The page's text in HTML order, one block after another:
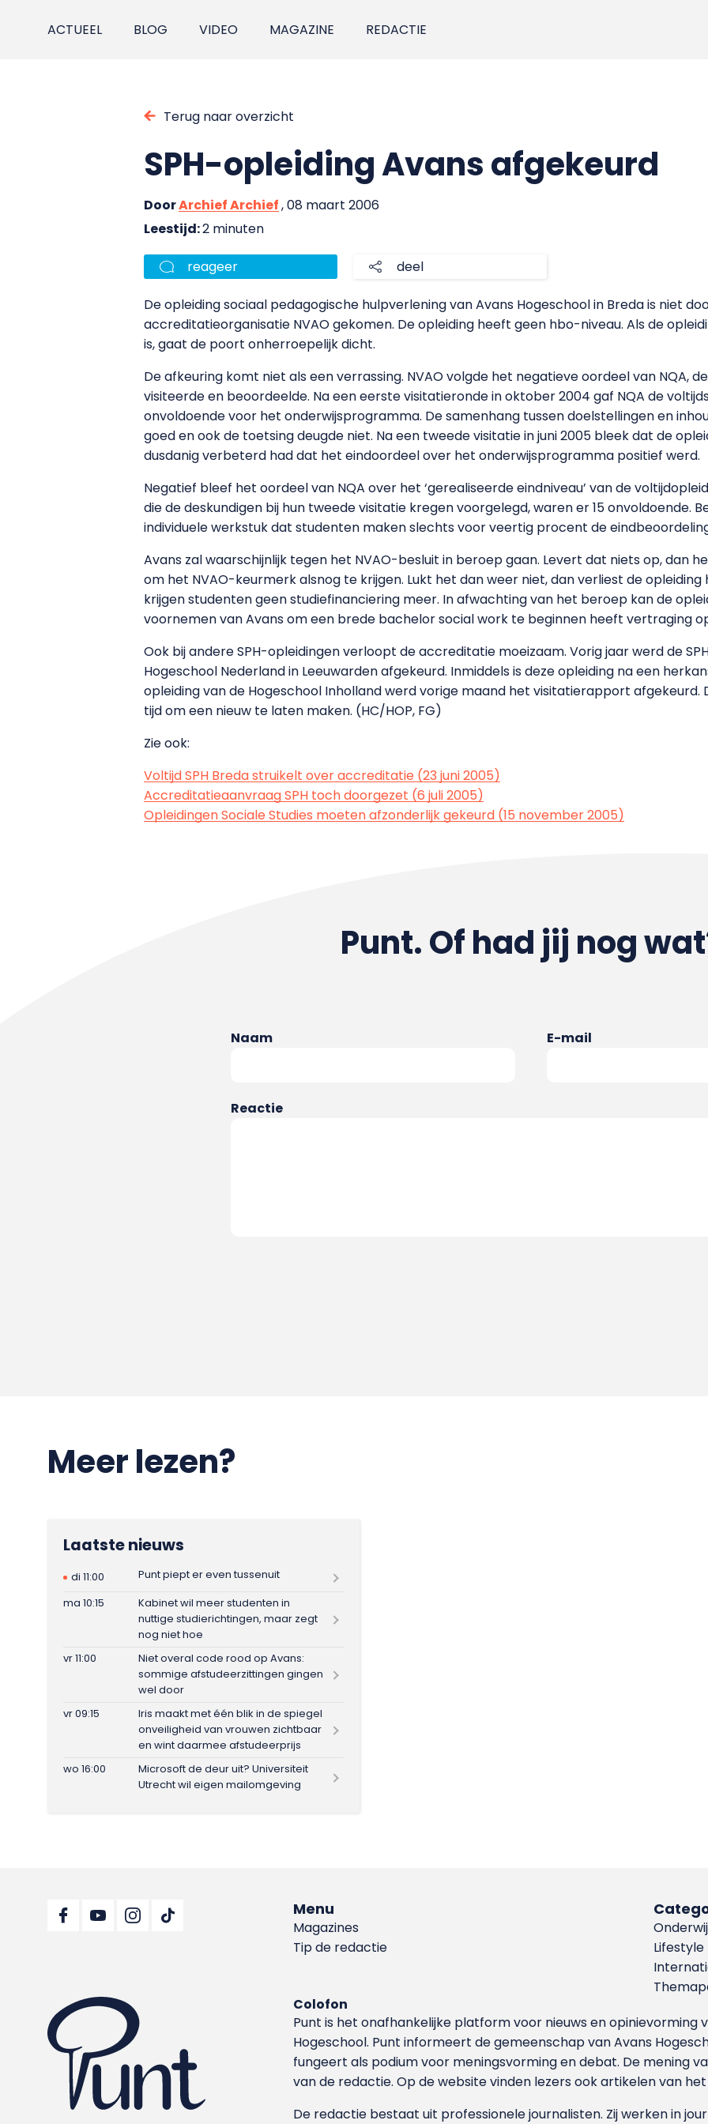
ACTUEEL BLOG VIDEO MAGAZINE REDACTIE
Terug naar overzicht
SPH-opleiding Avans afgekeurd
DoorArchief Archief, 08 maart 2006
Leestijd:2 minuten
reageer deel
De opleiding sociaal pedagogische hulpverlening van Avans Hogeschool in Breda is niet
accreditatieorganisatie NVAO gekomen. De opleiding heeft geen hbo-niveau. Als de
is, gaat de poort onherroepelijk dicht.
De afkeuring komt niet als een verrassing. NVAO volgde het negatieve oordeel van NQA,
visiteerde en beoordeelde. Na een eerste visitatieronde in oktober 2004 gaf NQA de
onvoldoende voor het onderwijsprogramma. De samenhang tussen doelstellingen en
goed en ook de toetsing deugde niet. Na een tweede visitatie in juni 2005 bleek dat de
dusdanig verbeterd had dat het eindoordeel over het onderwijsprogramma positief werd.
Negatief bleef het oordeel van NQA over het ‘gerealiseerde eindniveau’ van de
die de deskundigen bij hun tweede visitatie kregen voorgelegd, waren er 15 onvoldoende.
individuele werkstuk dat studenten maken slechts voor veertig procent de
Avans zal waarschijnlijk tegen het NVAO-besluit in beroep gaan. Levert dat niets op, dan
om het NVAO-keurmerk alsnog te krijgen. Lukt het dan weer niet, dan verliest de
krijgen studenten geen studiefinanciering meer. In afwachting van het beroep kan de
voornemen van Avans om een brede bachelor social work te beginnen heeft vertraging
Ook bij andere SPH-opleidingen verloopt de accreditatie moeizaam. Vorig jaar werd de
Hogeschool Nederland in Leeuwarden afgekeurd. Inmiddels is deze opleiding na een
opleiding van de Hogeschool Inholland werd vorige maand het visitatierapport afgekeurd.
tijd om een nieuw te laten maken. (HC/HOP, FG)
Zie ook:
Voltijd SPH Breda struikelt over accreditatie (23 juni 2005)
Accreditatieaanvraag SPH toch doorgezet (6 juli 2005)
Opleidingen Sociale Studies moeten afzonderlijk gekeurd (15 november 2005)
Punt. Of had jij nog
Naam E-mail
Reactie
Meer lezen?
Laatste nieuws
di 11:00
Punt piept er even tussenuit
ma 10:15
Kabinet wil meer studenten in
nuttige studierichtingen, maar zegt
nog niet hoe
vr 11:00
Niet overal code rood op Avans:
sommige afstudeerzittingen gingen
wel door
vr 09:15
Iris maakt met één blik in de spiegel
onveiligheid van vrouwen zichtbaar
en wint daarmee afstudeerprijs
wo 16:00
Microsoft de deur uit? Universiteit
Utrecht wil eigen mailomgeving
Menu
Magazines
Tip de redactie
Lifestyle
Colofon
Punt is het onafhankelijke platform voor nieuws en
Hoge­school. Punt informeert de gemeenschap van Avans
fungeert als podium voor meningsvorming en debat. De mening
van de redactie. Op de website vinden lezers ook artikelen van
De redactie bestaat uit professionele journalisten. Zij werken in